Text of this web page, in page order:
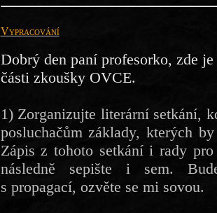
Vypracování
Dobrý den paní profesorko, zde
části zkoušky OVCE.
1) Zorganizujte literární setkání,
posluchačům základy, kterých
Zápis z tohoto setkání i rady
následně sepište i sem.
s propagací, ozvěte se mi sovou.